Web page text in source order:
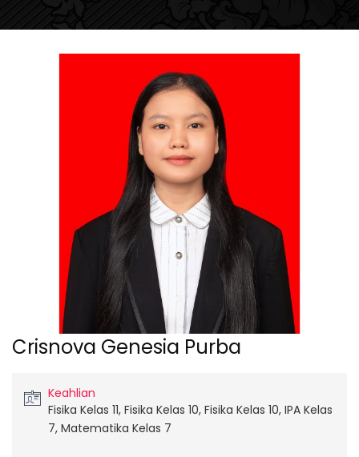
Crisnova Genesia Purba
Keahlian
Fisika Kelas 11, Fisika Kelas 10, Fisika Kelas 10, IPA Kelas
7, Matematika Kelas 7